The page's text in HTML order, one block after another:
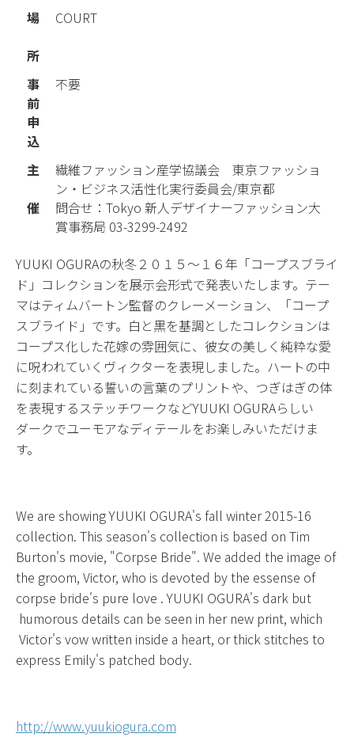
場
所
COURT
事
前
申
込
不要
主
催
繊維ファッション産学協議会 東京ファッショ
ン・ビジネス活性化実行委員会/東京都
問合せ：Tokyo 新人デザイナーファッション大
賞事務局 03-3299-2492
YUUKI OGURAの秋冬２０１５〜１６年「コープスブライ
ド」コレクションを展示会形式で発表いたします。テー
マはティムバートン監督のクレーメーション、「コープ
スブライド」です。白と黒を基調としたコレクションは
コープス化した花嫁の雰囲気に、彼女の美しく純粋な愛
に呪われていくヴィクターを表現しました。ハートの中
に刻まれている誓いの言葉のプリントや、つぎはぎの体
を表現するステッチワークなどYUUKI OGURAらしい
ダークでユーモアなディテールをお楽しみいただけま
す。
We are showing YUUKI OGURA's fall winter 2015-16
collection. This season's collection is based on Tim
Burton's movie, "Corpse Bride". We added the image of
the groom, Victor, who is devoted by the essense of
corpse bride's pure love . YUUKI OGURA's dark but
humorous details can be seen in her new print, which
Victor's vow written inside a heart, or thick stitches to
express Emily's patched body.
http://www.yuukiogura.com